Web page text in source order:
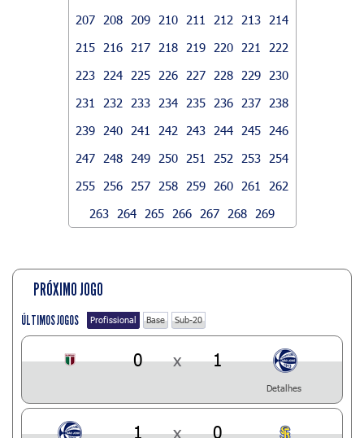
207
208 209 210 211 212 213
214
215
216 217 218 219 220 221
222
223
224 225 226 227 228 229
230
231
232 233 234 235 236 237
238
239
240 241 242 243 244 245
246
247
248 249 250 251 252 253
254
255
256 257 258 259 260 261
262
263
264 265 266 267 268 269
PRÓXIMO JOGO
ÚLTIMOS JOGOS Profissional Base Sub-20
0 x 1
Detalhes
1 x 0